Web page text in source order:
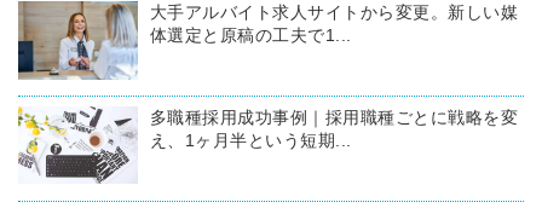
大手アルバイト求人サイトから変更。新しい媒
体選定と原稿の工夫で1...
多職種採用成功事例｜採用職種ごとに戦略を変
え、1ヶ月半という短期...